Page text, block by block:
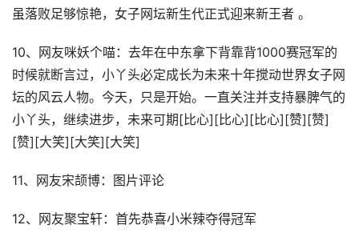
虽落败足够惊艳，女子网坛新生代正式迎来新王者 。
10、网友咪妖个喵：去年在中东拿下背靠背1000赛冠军的
时候就断言过，小丫头必定成长为未来十年搅动世界女子网
坛的风云人物。今天，只是开始。一直关注并支持暴脾气的
小丫头，继续进步，未来可期[比心][比心][比心][赞][赞]
[赞][大笑][大笑][大笑]
11、网友宋颉博：图片评论
12、网友聚宝轩：首先恭喜小米辣夺得冠军